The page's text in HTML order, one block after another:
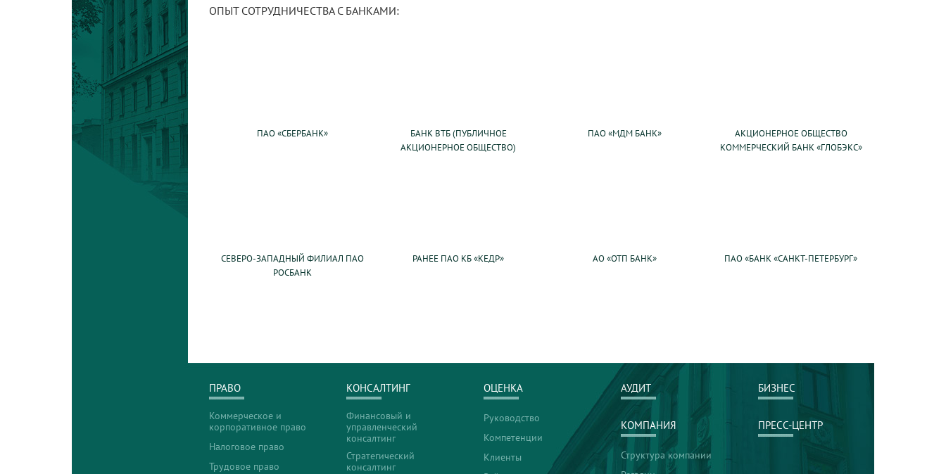
ОПЫТ СОТРУДНИЧЕСТВА С БАНКАМИ:
ПАО «СБЕРБАНК»
БАНК ВТБ (ПУБЛИЧНОЕ
АКЦИОНЕРНОЕ ОБЩЕСТВО)
ПАО «МДМ БАНК»
АКЦИОНЕРНОЕ ОБЩЕСТВО
КОММЕРЧЕСКИЙ БАНК «ГЛОБЭКС»
СЕВЕРО-ЗАПАДНЫЙ ФИЛИАЛ ПАО
РОСБАНК
РАНЕЕ ПАО КБ «КЕДР» АО «ОТП БАНК» ПАО «БАНК «САНКТ-ПЕТЕРБУРГ»
ПРАВО
Коммерческое и
корпоративное право
Налоговое право
Трудовое право
КОНСАЛТИНГ
Финансовый и
управленческий
консалтинг
Стратегический
консалтинг
ОЦЕНКА
Руководство
Компетенции
Клиенты
АУДИТ
КОМПАНИЯ
Структура компании
БИЗНЕС
ПРЕСС-ЦЕНТР